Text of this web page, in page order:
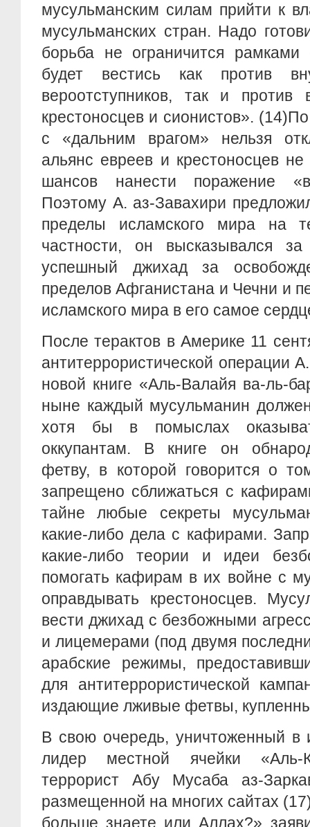
мусульманским силам прийти к
мусульманских стран. Надо
борьба не ограничится рамками
будет вестись как против
вероотступников, так и против
крестоносцев и сионистов».
с «дальним врагом» нельзя
альянс евреев и крестоносцев
шансов нанести поражение
Поэтому А. аз-Завахири
пределы исламского мира на
частности, он высказывался
успешный джихад за
пределов Афганистана и Чечни и
исламского мира в его самое
После терактов в Америке 11
антитеррористической операции
новой книге «Аль-Валайя ва-ль-
ныне каждый мусульманин
хотя бы в помыслах
оккупантам. В книге он
фетву, в которой говорится о
запрещено сближаться с
тайне любые секреты
какие-либо дела с кафирами.
какие-либо теории и идеи
помогать кафирам в их войне с
оправдывать крестоносцев.
вести джихад с безбожными
и лицемерами (под двумя
арабские режимы,
для антитеррористической
издающие лживые фетвы,
В свою очередь, уничтоженный в
лидер местной ячейки «Аль-
террорист Абу Мусаба аз-
размещенной на многих сайтах
больше знаете или Аллах?»